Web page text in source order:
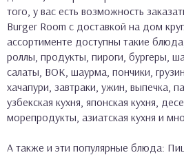
того, у вас есть возможность
Burger Room с доставкой на дом
ассортименте доступны такие
роллы, продукты, пироги, бургеры,
салаты, ВОК, шаурма, пончики,
хачапури, завтраки, ужин, выпечка,
узбекская кухня, японская кухня,
морепродукты, азиатская кухня и
А также и эти популярные блюда: